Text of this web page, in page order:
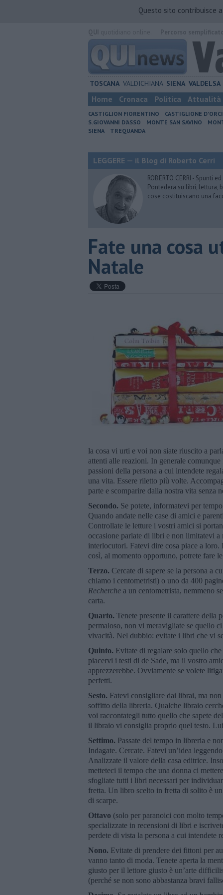
Questo sito contribuisce
TOSCANA VALDICHIANA SIENA VALDELSA
Home Cronaca Politica Attualità
CASTIGLION FIORENTINO CASTIGLIONE
S.GIOVANNI D'ASSO
MONTE SAN SAVINO
SIENA
TREQUANDA
LEGGERE — il Blog di Roberto Cerri
ROBERTO CERRI -
Pontedera su libri, lettura,
cose costituiscano una
​Fate una cosa
Natale
la cosa vi urti e voi non siate riuscito a
attenti alle reazioni. In generale
passioni della persona a cui intendete
una vita. Essere riletto più volte.
parte e scomparire dalla nostra vita senza
Secondo. Se potete, informatevi per
Quando andate nelle case di amici e
Controllate le letture i vostri amici si
occasione parlate di libri e non limitatevi
interlocutori. Fatevi dire cosa piace a
così, al momento opportuno, potrete fare
Terzo. Cercate di sapere se la persona a
chiamo i centometristi) o uno da 400
Recherche a un centometrista, nemmeno
carta.
Quarto. Tenete presente il carattere della
permaloso, non vi meravigliate se quello
vivacità. Nel dubbio: evitate i libri che vi
Quinto. Evitate di regalare solo quello
piacervi i testi di de Sade, ma il vostro
apprezzerebbe. Ovviamente se volete
perfetti.
Sesto. Fatevi consigliare dai librai, ma
soffitto della libreria. Qualche libraio
voi raccontategli tutto quello che sapete
il libraio vi consiglia proprio quel testo.
Settimo. Passate del tempo in libreria e
Indagate. Cercate. Fatevi un’idea
Analizzate il valore della casa editrice.
metteteci il tempo che una donna ci
sfogliate tutti i libri necessari per
fretta. Un libro scelto in fretta di solito è
di scarpe.
Ottavo (solo per paranoici con molto
specializzate in recensioni di libri e
perdete di vista la persona a cui
Nono. Evitate di prendere dei fittoni per
vanno tanto di moda. Tenete aperta la
giusto per il lettore giusto è un’arte
(perché se non sono abbastanza bravi